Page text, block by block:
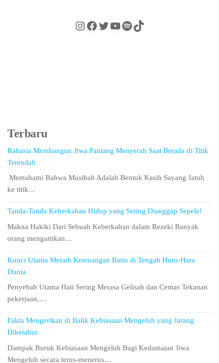
Terbaru
Rahasia Membangun Jiwa Pantang Menyerah Saat Berada di Titik
Terendah
Memahami Bahwa Musibah Adalah Bentuk Kasih Sayang Jatuh
ke titik…
Tanda-Tanda Keberkahan Hidup yang Sering Dianggap Sepele!
Makna Hakiki Dari Sebuah Keberkahan dalam Rezeki Banyak
orang mengartikan…
Kunci Utama Meraih Ketenangan Batin di Tengah Huru-Hara
Dunia
Penyebab Utama Hati Sering Merasa Gelisah dan Cemas Tekanan
pekerjaan,…
Fakta Mengerikan di Balik Kebiasaan Mengeluh yang Jarang
Diketahui
Dampak Buruk Kebiasaan Mengeluh Bagi Kedamaian Jiwa
Mengeluh secara terus-menerus…